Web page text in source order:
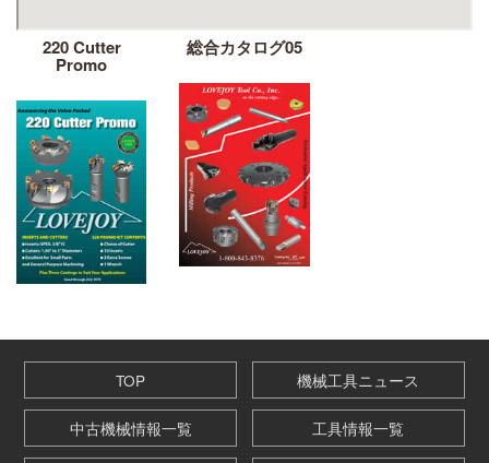
220 Cutter
Promo
総合カタログ05
TOP 機械工具ニュース
中古機械情報一覧 工具情報一覧